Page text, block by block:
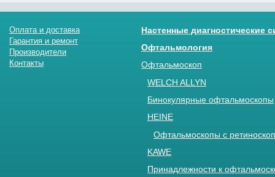
Оплата и доставка
Гарантия и ремонт
Производители
Контакты
Настенные диагностические
Офтальмология
Офтальмоскоп
WELCH ALLYN
Бинокулярные офтальмоскопы
HEINE
Офтальмоскопы с
KAWE
Принадлежности к